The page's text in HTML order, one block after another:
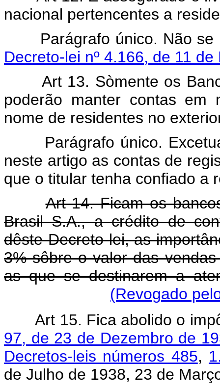
nacional pertencentes a
Parágrafo único. Não
Decreto-lei nº 4.166, de 11
Art 13. Sòmente os
poderão manter contas em
nome de residentes no
Parágrafo único.
neste artigo as contas de
que o titular tenha confiado a
Art 14. Ficam os
Brasil S.A., a crédito de
dêste Decreto-lei, as
3% sôbre o valor das
as que se destinarem a
(Revogado
Art 15. Fica abolido o
97, de 23 de Dezembro de
Decretos-leis números 485,
de Julho de 1938, 23 de